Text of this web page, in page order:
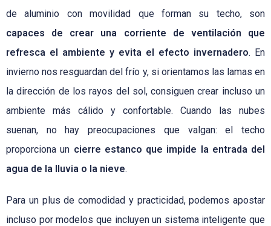
de aluminio con movilidad que forman su techo, son
capaces de crear una corriente de ventilación que
refresca el ambiente y evita el efecto invernadero. En
invierno nos resguardan del frío y, si orientamos las lamas en
la dirección de los rayos del sol, consiguen crear incluso un
ambiente más cálido y confortable. Cuando las nubes
suenan, no hay preocupaciones que valgan: el techo
proporciona un cierre estanco que impide la entrada del
agua de la lluvia o la nieve.
Para un plus de comodidad y practicidad, podemos apostar
incluso por modelos que incluyen un sistema inteligente que